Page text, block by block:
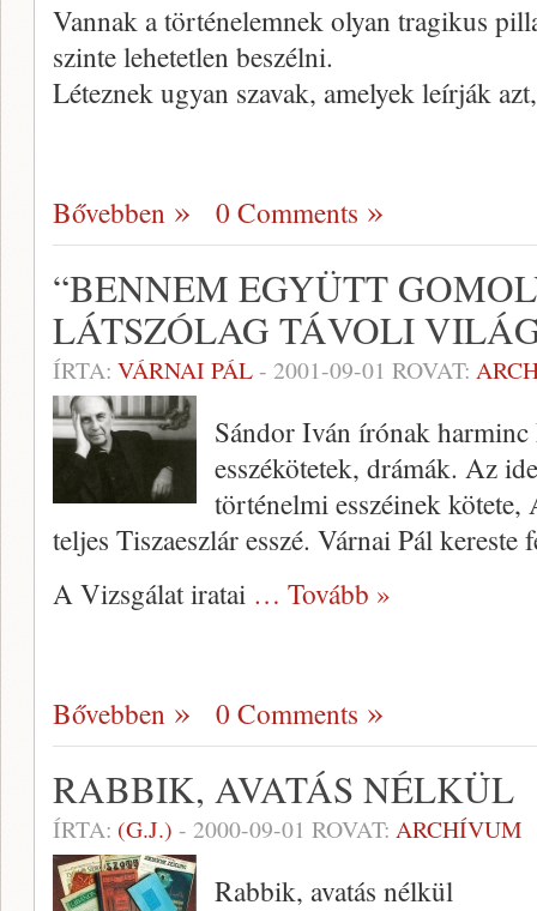
Vannak a történelem­nek olyan tragikus
szinte lehetetlen beszélni.
Léteznek ugyan szavak, amelyek leírják
Bővebben 0 Comments
“BENNEM EGYÜTT
LÁTSZÓLAG TÁVOLI
ÍRTA: VÁRNAI PÁL- 2001-09-01 ROVAT:
Sándor Iván írónak
esszékötetek, drámák. Az
történelmi esszéinek
teljes Tiszaeszlár esszé. Várnai Pál kereste
A Vizsgálat iratai … Tovább »
Bővebben 0 Comments
RABBIK, AVATÁS NÉLKÜL
ÍRTA: (G.J.) - 2000-09-01 ROVAT: ARCHÍVUM
Rabbik, avatás nélkül